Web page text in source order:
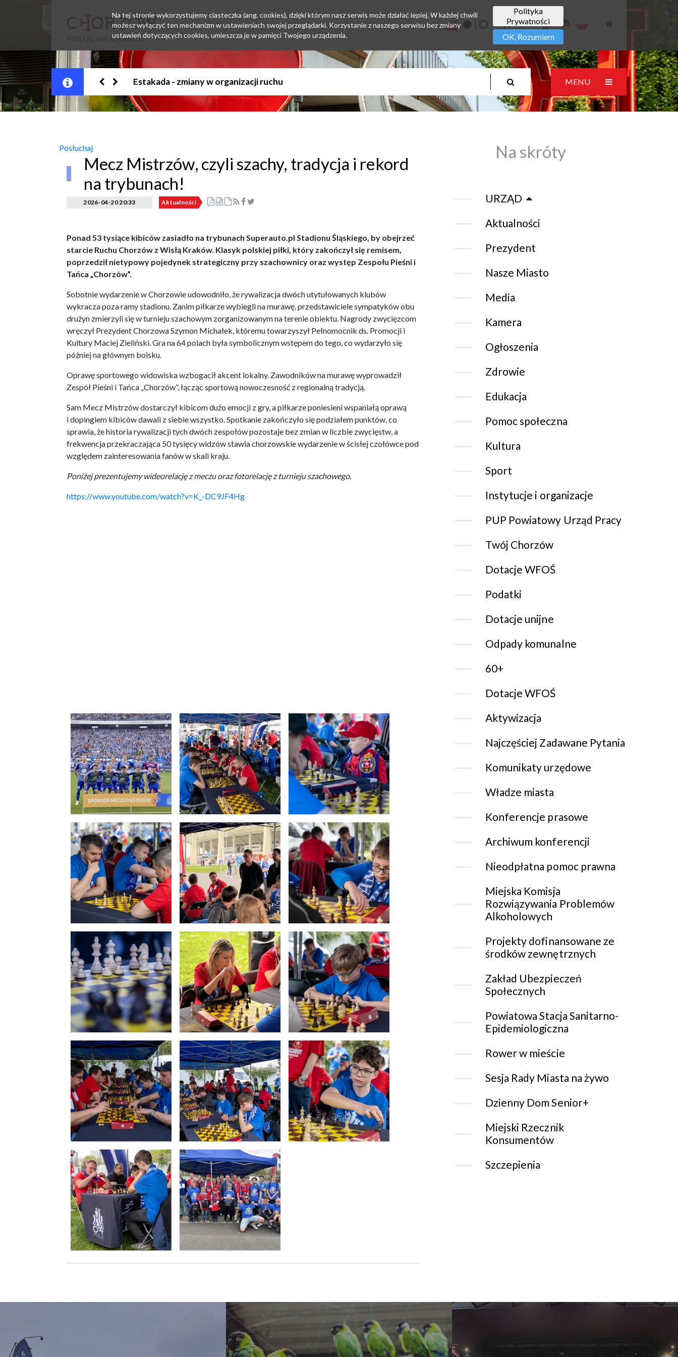
PORTAL MIESZKAŃCA
Jesteśmy w EZD MENU
Posłuchaj
Mecz Mistrzów, czyli szachy, tradycja i rekord
na trybunach!
2026-04-20 20:33 Aktualności
Ponad 53 tysiące kibiców zasiadło na trybunach Superauto.pl Stadionu Śląskiego, by obejrzeć
starcie Ruchu Chorzów z Wisłą Kraków. Klasyk polskiej piłki, który zakończył się remisem,
poprzedził nietypowy pojedynek strategiczny przy szachownicy oraz występ Zespołu Pieśni i
Tańca „Chorzów”.
Sobotnie wydarzenie w Chorzowie udowodniło, że rywalizacja dwóch utytułowanych klubów
wykracza poza ramy stadionu. Zanim piłkarze wybiegli na murawę, przedstawiciele sympatyków obu
drużyn zmierzyli się w turnieju szachowym zorganizowanym na terenie obiektu. Nagrody zwycięzcom
wręczył Prezydent Chorzowa Szymon Michałek, któremu towarzyszył Pełnomocnik ds. Promocji i
Kultury Maciej Zieliński. Gra na 64 polach była symbolicznym wstępem do tego, co wydarzyło się
później na głównym boisku.
Oprawę sportowego widowiska wzbogacił akcent lokalny. Zawodników na murawę wyprowadził
Zespół Pieśni i Tańca „Chorzów”, łącząc sportową nowoczesność z regionalną tradycją.
Sam Mecz Mistrzów dostarczył kibicom dużo emocji z gry, a piłkarze poniesieni wspaniałą oprawą
i dopingiem kibiców dawali z siebie wszystko. Spotkanie zakończyło się podziałem punktów, co
sprawia, że historia rywalizacji tych dwóch zespołów pozostaje bez zmian w liczbie zwycięstw, a
frekwencja przekraczająca 50 tysięcy widzów stawia chorzowskie wydarzenie w ścisłej czołówce pod
względem zainteresowania fanów w skali kraju.
Poniżej prezentujemy wideorelację z meczu oraz fotorelację z turnieju szachowego.
https://www.youtube.com/watch?v=K_-DC9JF4Hg
Na skróty
URZĄD
Aktualności
Prezydent
Nasze Miasto
Media
Kamera
Ogłoszenia
Zdrowie
Edukacja
Pomoc społeczna
Kultura
Sport
Instytucje i organizacje
PUP Powiatowy Urząd Pracy
Twój Chorzów
Dotacje WFOŚ
Podatki
Dotacje unijne
Odpady komunalne
60+
Dotacje WFOŚ
Aktywizacja
Najczęściej Zadawane Pytania
Komunikaty urzędowe
Władze miasta
Konferencje prasowe
Archiwum konferencji
Nieodpłatna pomoc prawna
Miejska Komisja
Rozwiązywania Problemów
Alkoholowych
Projekty dofinansowane ze
środków zewnętrznych
Zakład Ubezpieczeń
Społecznych
Powiatowa Stacja Sanitarno-
Epidemiologiczna
Rower w mieście
Sesja Rady Miasta na żywo
Dzienny Dom Senior+
Miejski Rzecznik
Konsumentów
Szczepienia
Polityka
Prywatności
OK, Rozumiem
Na tej stronie wykorzystujemy ciasteczka (ang. cookies), dzięki którym nasz serwis może działać lepiej. W każdej chwili
możesz wyłączyć ten mechanizm w ustawieniach swojej przeglądarki. Korzystanie z naszego serwisu bez zmiany
ustawień dotyczących cookies, umieszcza je w pamięci Twojego urządzenia.